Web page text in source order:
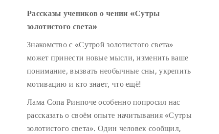
Рассказы учеников о чении «Сутры
золотистого света»
Знакомство с «Сутрой золотистого света»
может принести новые мысли, изменить ваше
понимание, вызвать необычные сны, укрепить
мотивацию и кто знает, что ещё!
Лама Сопа Ринпоче особенно попросил нас
рассказать о своём опыте начитывания «Сутры
золотистого света». Один человек сообщил,